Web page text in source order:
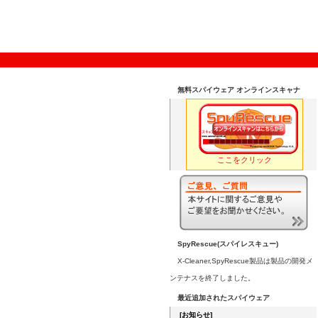
無料スパイウェア オンラインスキャナ
ここをクリック
SpyRescue(スパイレスキュー)
X-Cleaner,SpyRescue製品は製品の開発メ
ンテナスを終了しました。
最近追加されたスパイウェア
[お知らせ]